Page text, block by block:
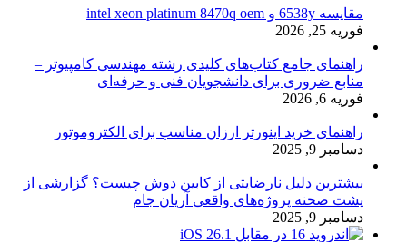
مقایسه 6538y و intel xeon platinum 8470q oem
فوریه 25, 2026
راهنمای جامع کتاب‌های کلیدی رشته مهندسی کامپیوتر –
منابع ضروری برای دانشجویان فنی و حرفه‌ای
فوریه 6, 2026
راهنمای خرید اینورتر ارزان مناسب برای الکتروموتور
دسامبر 9, 2025
بیشترین دلیل نارضایتی از کابین دوش چیست؟ گزارشی از
پشت صحنه پروژه‌های واقعی آریان جام
دسامبر 9, 2025